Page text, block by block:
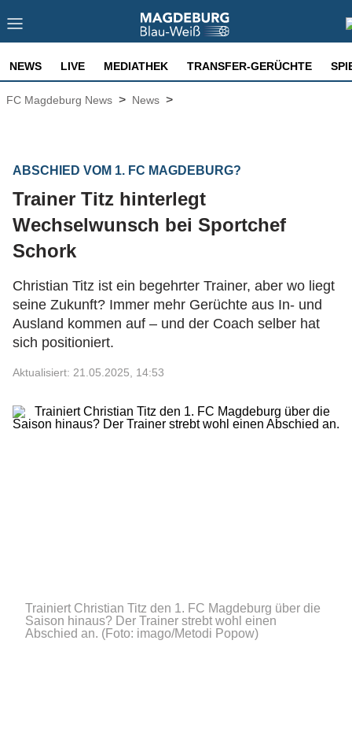
NEWS LIVE MEDIATHEK TRANSFER-GERÜCHTE
FC Magdeburg News > News >
ABSCHIED VOM 1. FC MAGDEBURG?
Trainer Titz hinterlegt
Wechselwunsch bei Sportchef
Schork
Christian Titz ist ein begehrter Trainer, aber wo liegt
seine Zukunft? Immer mehr Gerüchte aus In- und
Ausland kommen auf – und der Coach selber hat
sich positioniert.
Aktualisiert: 21.05.2025, 14:53
Trainiert Christian Titz den 1. FC Magdeburg über die
Saison hinaus? Der Trainer strebt wohl einen
Abschied an. (Foto: imago/Metodi Popow)